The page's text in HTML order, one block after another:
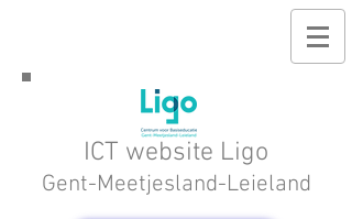
ICT website Ligo
Gent-Meetjesland-Leieland